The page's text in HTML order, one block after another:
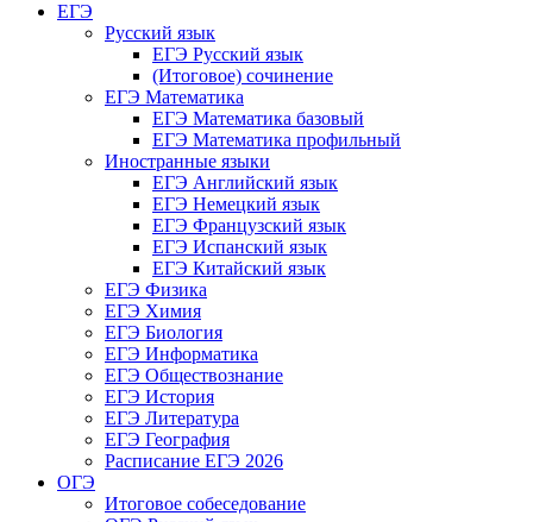
ЕГЭ
Русский язык
ЕГЭ Русский язык
(Итоговое) сочинение
ЕГЭ Математика
ЕГЭ Математика базовый
ЕГЭ Математика профильный
Иностранные языки
ЕГЭ Английский язык
ЕГЭ Немецкий язык
ЕГЭ Французский язык
ЕГЭ Испанский язык
ЕГЭ Китайский язык
ЕГЭ Физика
ЕГЭ Химия
ЕГЭ Биология
ЕГЭ Информатика
ЕГЭ Обществознание
ЕГЭ История
ЕГЭ Литература
ЕГЭ География
Расписание ЕГЭ 2026
ОГЭ
Итоговое собеседование